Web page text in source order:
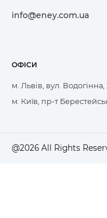
info@eney.com.ua
ОФІСИ
м. Львів, вул. Водогінна,
м. Київ, пр-т
@2026 All Rights